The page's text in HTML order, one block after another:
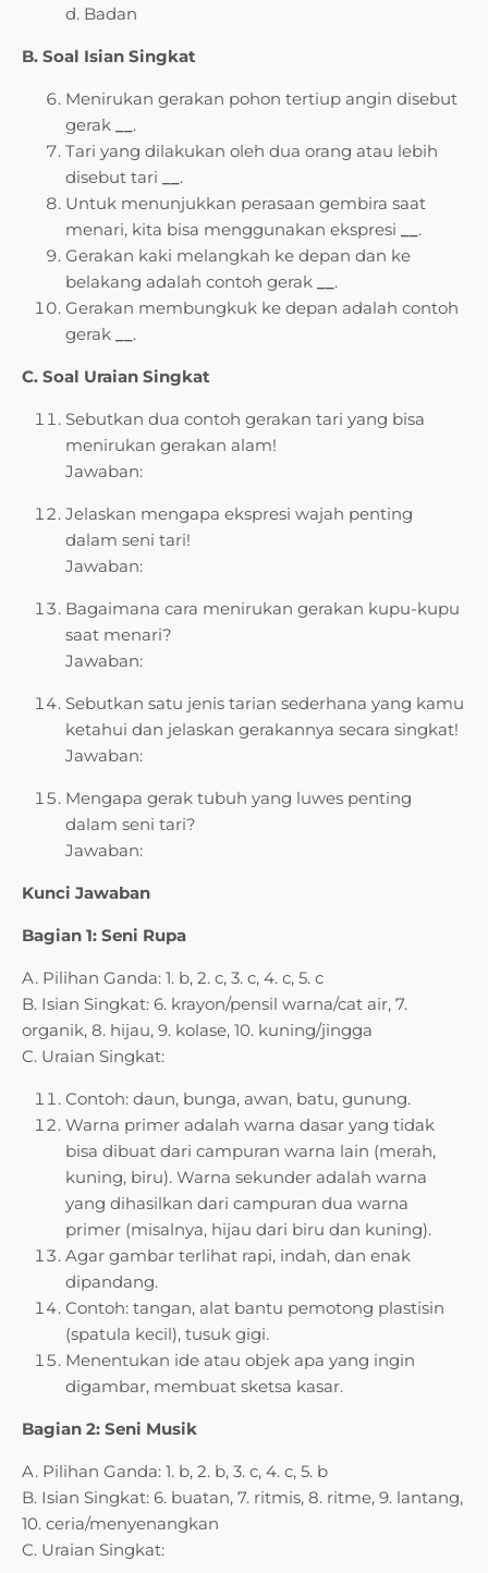
d. Badan
B. Soal Isian Singkat
Menirukan gerakan pohon tertiup angin disebut
gerak
.
Tari yang dilakukan oleh dua orang atau lebih
disebut tari
.
Untuk menunjukkan perasaan gembira saat
menari, kita bisa menggunakan ekspresi
.
Gerakan kaki melangkah ke depan dan ke
belakang adalah contoh gerak
.
Gerakan membungkuk ke depan adalah contoh
gerak
.
C. Soal Uraian Singkat
Sebutkan dua contoh gerakan tari yang bisa
menirukan gerakan alam!
Jawaban:
Jelaskan mengapa ekspresi wajah penting
dalam seni tari!
Jawaban:
Bagaimana cara menirukan gerakan kupu-kupu
saat menari?
Jawaban:
Sebutkan satu jenis tarian sederhana yang kamu
ketahui dan jelaskan gerakannya secara singkat!
Jawaban:
Mengapa gerak tubuh yang luwes penting
dalam seni tari?
Jawaban:
Kunci Jawaban
Bagian 1: Seni Rupa
A. Pilihan Ganda: 1. b, 2. c, 3. c, 4. c, 5. c
B. Isian Singkat: 6. krayon/pensil warna/cat air, 7.
organik, 8. hijau, 9. kolase, 10. kuning/jingga
C. Uraian Singkat:
Contoh: daun, bunga, awan, batu, gunung.
Warna primer adalah warna dasar yang tidak
bisa dibuat dari campuran warna lain (merah,
kuning, biru). Warna sekunder adalah warna
yang dihasilkan dari campuran dua warna
primer (misalnya, hijau dari biru dan kuning).
Agar gambar terlihat rapi, indah, dan enak
dipandang.
Contoh: tangan, alat bantu pemotong plastisin
(spatula kecil), tusuk gigi.
Menentukan ide atau objek apa yang ingin
digambar, membuat sketsa kasar.
Bagian 2: Seni Musik
A. Pilihan Ganda: 1. b, 2. b, 3. c, 4. c, 5. b
B. Isian Singkat: 6. buatan, 7. ritmis, 8. ritme, 9. lantang,
10. ceria/menyenangkan
C. Uraian Singkat: